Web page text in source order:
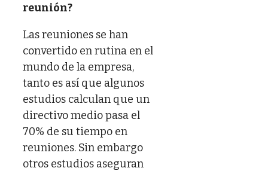
reunión?
Las reuniones se han
convertido en rutina en el
mundo de la empresa,
tanto es así que algunos
estudios calculan que un
directivo medio pasa el
70% de su tiempo en
reuniones. Sin embargo
otros estudios aseguran